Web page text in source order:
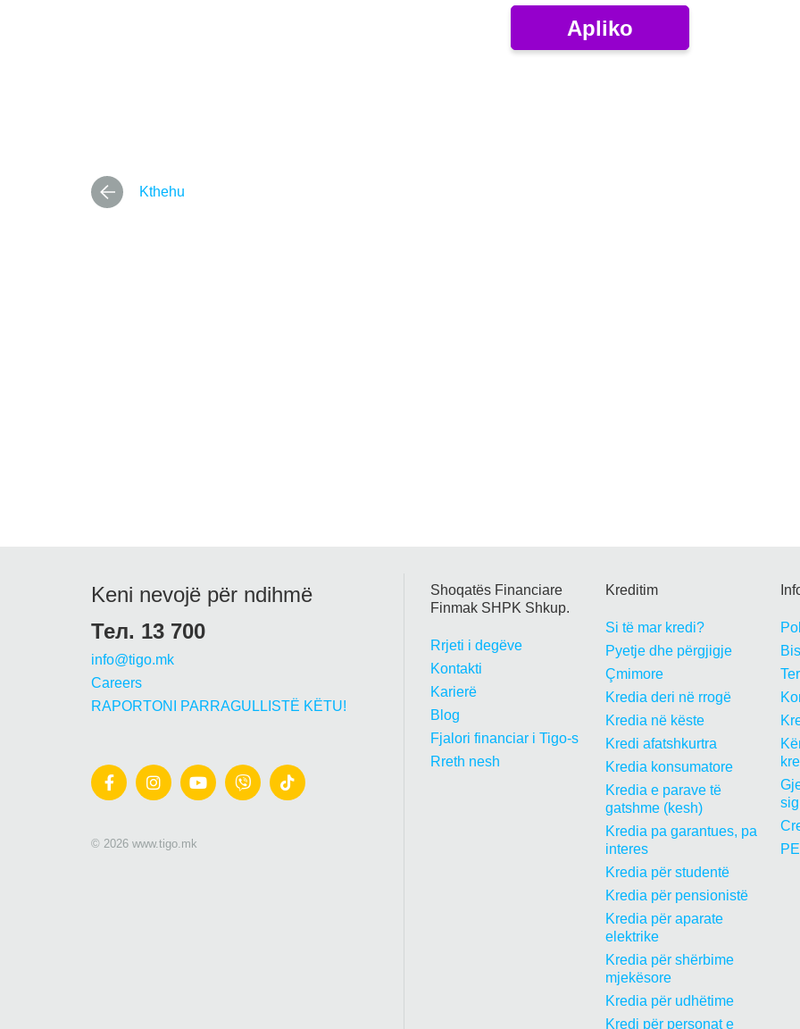
Apliko
Kthehu
Keni nevojë për ndihmë
Тел. 13 700
info@tigo.mk
Careers
RAPORTONI PARRAGULLISTË KËTU!
© 2026 www.tigo.mk
Shoqatës Financiare
Finmak SHPK Shkup.
Rrjeti i degëve
Kontakti
Karierë
Blog
Fjalori financiar i Tigo-s
Rreth nesh
Kreditim
Si të mar kredi?
Pyetje dhe përgjigje
Çmimore
Kredia deri në rrogë
Kredia në këste
Kredi afatshkurtra
Kredia konsumatore
Kredia e parave të
gatshme (kesh)
Kredia pa garantues, pa
interes
Kredia për studentë
Kredia për pensionistë
Kredia për aparate
elektrike
Kredia për shërbime
mjekësore
Kredia për udhëtime
Kredi për personat e